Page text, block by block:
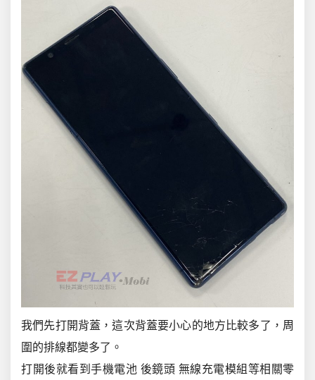
我們先打開背蓋，這次背蓋要小心的地方比較多了，周
圍的排線都變多了。
打開後就看到手機電池 後鏡頭 無線充電模組等相關零